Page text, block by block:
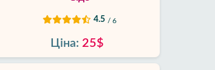
4.5 / 6
Ціна: 25$